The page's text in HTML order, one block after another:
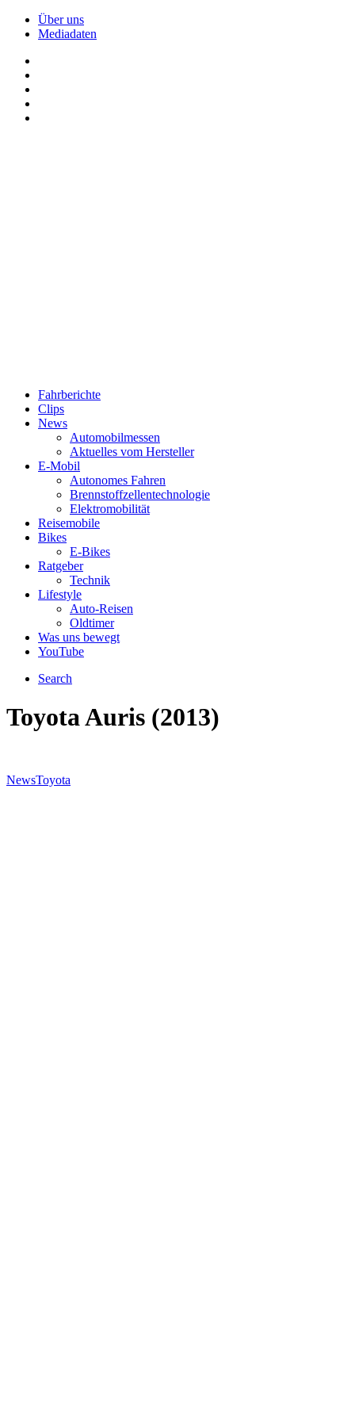
Über uns
Mediadaten
Fahrberichte
Clips
News
Automobilmessen
Aktuelles vom Hersteller
E-Mobil
Autonomes Fahren
Brennstoffzellentechnologie
Elektromobilität
Reisemobile
Bikes
E-Bikes
Ratgeber
Technik
Lifestyle
Auto-Reisen
Oldtimer
Was uns bewegt
YouTube
Search
Toyota Auris (2013)
NewsToyota